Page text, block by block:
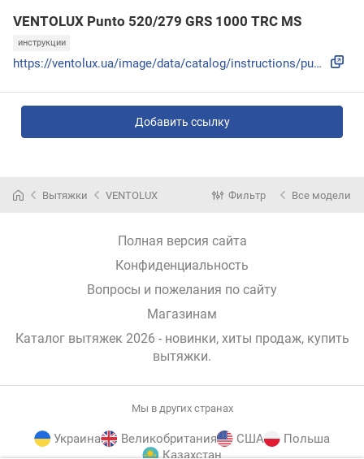
VENTOLUX Punto 520/279 GRS 1000 TRC MS
инструкции
https://ventolux.ua/image/data/catalog/instructions/punto_5...
Добавить ссылку
Вытяжки VENTOLUX Фильтр Все модели
Полная версия сайта
Конфиденциальность
Вопросы и пожелания по сайту
Магазинам
Каталог вытяжек 2026 - новинки, хиты продаж, купить
вытяжки.
Мы в других странах
Украина Великобритания США
Польша
Казахстан